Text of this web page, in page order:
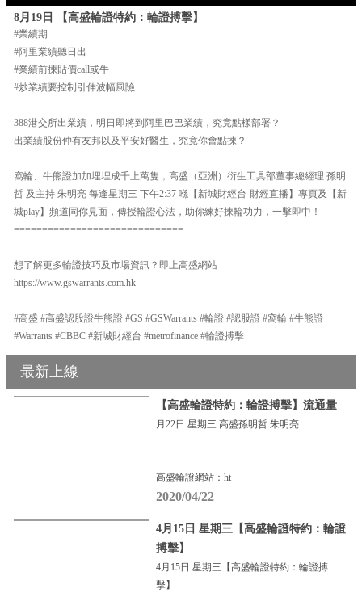
8月19日 【高盛輪證特約：輪證搏擊】
#業績期
#阿里業績聽日出
#業績前揀貼價call或牛
#炒業績要控制引伸波幅風險
388港交所出業績，明日即將到阿里巴巴業績，究竟點樣部署？
出業績股份仲有友邦以及平安好醫生，究竟你會點揀？
窩輪、牛熊證加加埋埋成千上萬隻，高盛（亞洲）衍生工具部董事總經理 孫明
哲 及主持 朱明亮 每逢星期三 下午2:37 喺【新城財經台-財經直播】專頁及【新
城play】頻道同你見面，傳授輪證心法，助你練好揀輪功力，一擊即中！
==============================
想了解更多輪證技巧及市場資訊？即上高盛網站
https://www.gswarrants.com.hk
#高盛 #高盛認股證牛熊證 #GS #GSWarrants #輪證 #認股證 #窩輪 #牛熊證
#Warrants #CBBC #新城財經台 #metrofinance #輪證搏擊
最新上線
【高盛輪證特約：輪證搏擊】流通量
月22日 星期三 高盛孫明哲 朱明亮
高盛輪證網站：ht
2020/04/22
4月15日 星期三【高盛輪證特約：輪證
搏擊】
4月15日 星期三【高盛輪證特約：輪證搏
擊】